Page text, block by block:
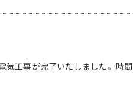
気工事が完了いたしました。時間